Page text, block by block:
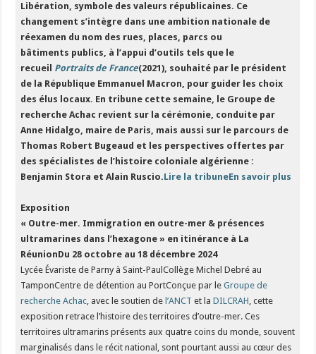
Libération, symbole des valeurs républicaines. Ce
changement s’intègre dans une ambition nationale de
réexamen du nom des rues, places, parcs ou
bâtiments publics, à l’appui d’outils tels que le
recueil Portraits de France(2021), souhaité par le président
de la République Emmanuel Macron, pour guider les choix
des élus locaux. En tribune cette semaine, le Groupe de
recherche Achac revient sur la cérémonie, conduite par
Anne Hidalgo, maire de Paris, mais aussi sur le parcours de
Thomas Robert Bugeaud et les perspectives offertes par
des spécialistes de l’histoire coloniale algérienne :
Benjamin Stora et Alain Ruscio.Lire la tribuneEn savoir plus
Exposition
« Outre-mer. Immigration en outre-mer & présences
ultramarines dans l’hexagone » en itinérance à La
RéunionDu 28 octobre au 18 décembre 2024
Lycée Évariste de Parny à Saint-PaulCollège Michel Debré au
TamponCentre de détention au PortConçue par leGroupe de
recherche Achac, avec le soutien de l’ANCT et laDILCRAH, cette
exposition retrace l’histoire des territoires d’outre-mer. Ces
territoires ultramarins présents aux quatre coins du monde, souvent
marginalisés dans le récit national, sont pourtant aussi au cœur des